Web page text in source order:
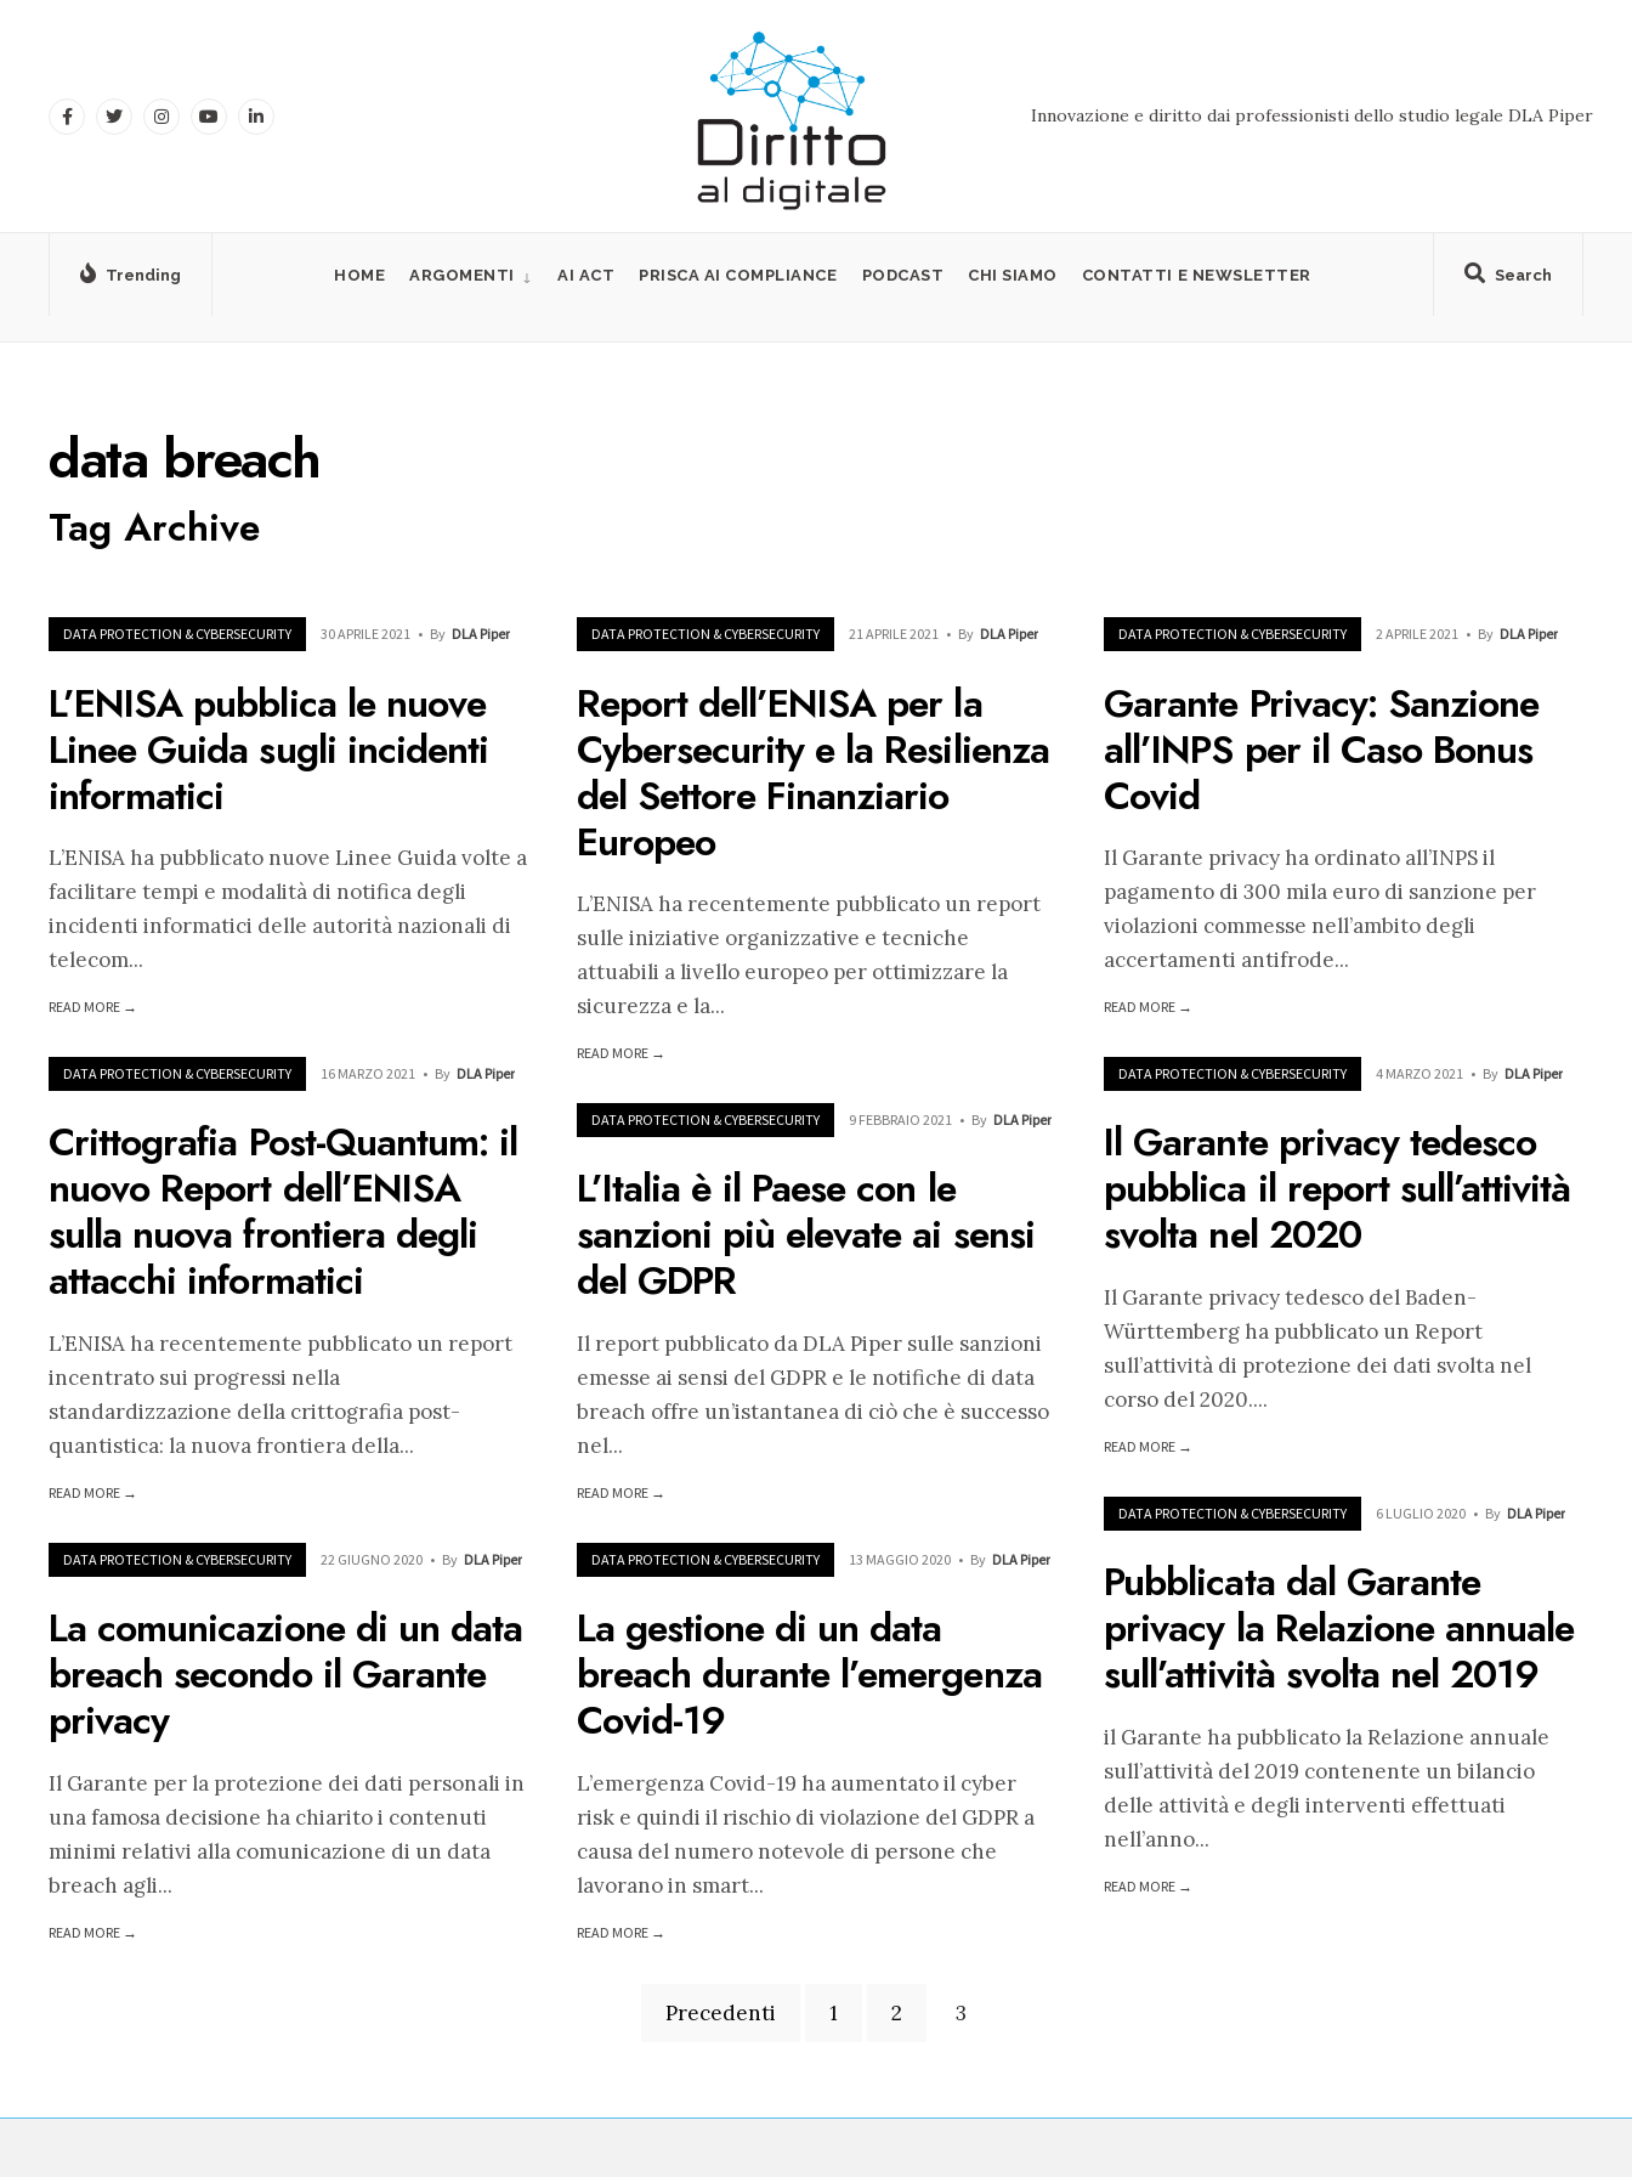
Innovazione e diritto dai professionisti dello studio legale DLA Piper
Trending Search
HOME ARGOMENTI AI ACT PRISCA AI COMPLIANCE PODCAST CHI SIAMO CONTATTI E NEWSLETTER
data breach
Tag Archive
DATA PROTECTION & CYBERSECURITY 30 APRILE 2021 • By DLA Piper
L’ENISA pubblica le nuove
Linee Guida sugli incidenti
informatici
L’ENISA ha pubblicato nuove Linee Guida volte a
facilitare tempi e modalità di notifica degli
incidenti informatici delle autorità nazionali di
telecom...
READ MORE →
DATA PROTECTION & CYBERSECURITY 21 APRILE 2021 • By DLA Piper
Report dell’ENISA per la
Cybersecurity e la Resilienza
del Settore Finanziario
Europeo
L’ENISA ha recentemente pubblicato un report
sulle iniziative organizzative e tecniche
attuabili a livello europeo per ottimizzare la
sicurezza e la...
READ MORE →
DATA PROTECTION & CYBERSECURITY 2 APRILE 2021 • By DLA Piper
Garante Privacy: Sanzione
all’INPS per il Caso Bonus
Covid
Il Garante privacy ha ordinato all’INPS il
pagamento di 300 mila euro di sanzione per
violazioni commesse nell’ambito degli
accertamenti antifrode...
READ MORE →
DATA PROTECTION & CYBERSECURITY 16 MARZO 2021 • By DLA Piper
Crittografia Post-Quantum: il
nuovo Report dell’ENISA
sulla nuova frontiera degli
attacchi informatici
L’ENISA ha recentemente pubblicato un report
incentrato sui progressi nella
standardizzazione della crittografia post-
quantistica: la nuova frontiera della...
READ MORE →
DATA PROTECTION & CYBERSECURITY 4 MARZO 2021 • By DLA Piper
Il Garante privacy tedesco
pubblica il report sull’attività
svolta nel 2020
Il Garante privacy tedesco del Baden-
Württemberg ha pubblicato un Report
sull’attività di protezione dei dati svolta nel
corso del 2020....
READ MORE →
DATA PROTECTION & CYBERSECURITY 9 FEBBRAIO 2021 • By DLA Piper
L’Italia è il Paese con le
sanzioni più elevate ai sensi
del GDPR
Il report pubblicato da DLA Piper sulle sanzioni
emesse ai sensi del GDPR e le notifiche di data
breach offre un’istantanea di ciò che è successo
nel...
READ MORE →
DATA PROTECTION & CYBERSECURITY
6 LUGLIO 2020 • By DLA Piper
Pubblicata dal Garante
privacy la Relazione annuale
sull’attività svolta nel 2019
il Garante ha pubblicato la Relazione annuale
sull’attività del 2019 contenente un bilancio
delle attività e degli interventi effettuati
nell’anno...
READ MORE →
DATA PROTECTION & CYBERSECURITY 22 GIUGNO 2020 • By DLA Piper
La comunicazione di un data
breach secondo il Garante
privacy
Il Garante per la protezione dei dati personali in
una famosa decisione ha chiarito i contenuti
minimi relativi alla comunicazione di un data
breach agli...
READ MORE →
DATA PROTECTION & CYBERSECURITY 13 MAGGIO 2020 • By DLA Piper
La gestione di un data
breach durante l’emergenza
Covid-19
L’emergenza Covid-19 ha aumentato il cyber
risk e quindi il rischio di violazione del GDPR a
causa del numero notevole di persone che
lavorano in smart...
READ MORE →
Precedenti 1 2 3